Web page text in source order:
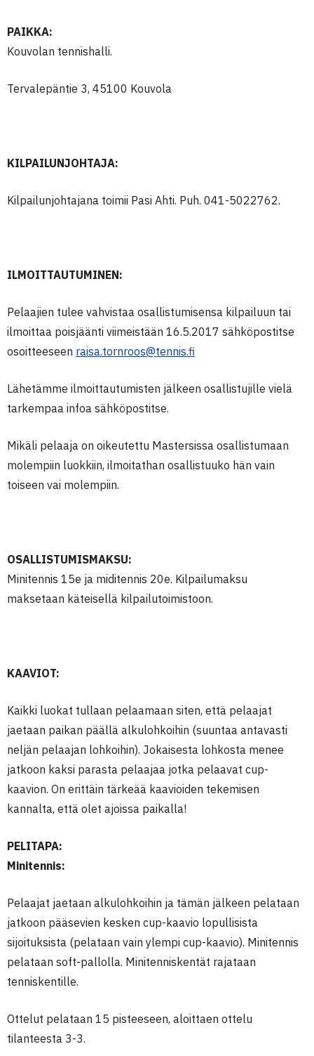
PAIKKA:
Kouvolan tennishalli.
Tervalepäntie 3, 45100 Kouvola
KILPAILUNJOHTAJA:
Kilpailunjohtajana toimii Pasi Ahti. Puh. 041-5022762.
ILMOITTAUTUMINEN:
Pelaajien tulee vahvistaa osallistumisensa kilpailuun tai
ilmoittaa poisjäänti viimeistään 16.5.2017 sähköpostitse
osoitteeseen raisa.tornroos@tennis.fi
Lähetämme ilmoittautumisten jälkeen osallistujille vielä
tarkempaa infoa sähköpostitse.
Mikäli pelaaja on oikeutettu Mastersissa osallistumaan
molempiin luokkiin, ilmoitathan osallistuuko hän vain
toiseen vai molempiin.
OSALLISTUMISMAKSU:
Minitennis 15e ja miditennis 20e. Kilpailumaksu
maksetaan käteisellä kilpailutoimistoon.
KAAVIOT:
Kaikki luokat tullaan pelaamaan siten, että pelaajat
jaetaan paikan päällä alkulohkoihin (suuntaa antavasti
neljän pelaajan lohkoihin). Jokaisesta lohkosta menee
jatkoon kaksi parasta pelaajaa jotka pelaavat cup-
kaavion. On erittäin tärkeää kaavioiden tekemisen
kannalta, että olet ajoissa paikalla!
PELITAPA:
Minitennis:
Pelaajat jaetaan alkulohkoihin ja tämän jälkeen pelataan
jatkoon pääsevien kesken cup-kaavio lopullisista
sijoituksista (pelataan vain ylempi cup-kaavio). Minitennis
pelataan soft-pallolla. Minitenniskentät rajataan
tenniskentille.
Ottelut pelataan 15 pisteeseen, aloittaen ottelu
tilanteesta 3-3.